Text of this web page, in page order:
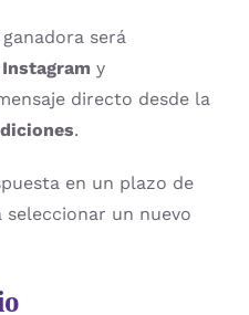
será
y
directo desde la
.
en un plazo de
seleccionar un nuevo